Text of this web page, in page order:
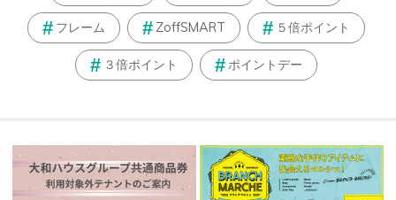
フレーム ZoffSMART ５倍ポイント
３倍ポイント ポイントデー